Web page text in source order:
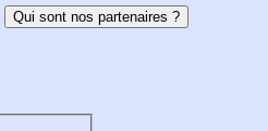
Qui sont nos partenaires ?